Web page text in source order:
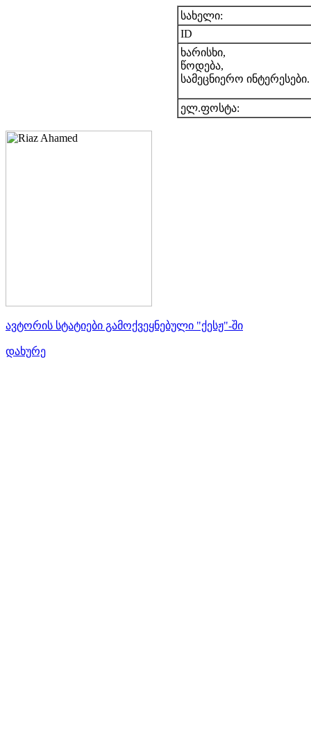
სახელი:
ID
ხარისხი,
წოდება,
სამეცნიერო ინტერესები.
ელ.ფოსტა:
ავტორის სტატიები გამოქვეყნებული "ქესჟ"-ში
დახურე